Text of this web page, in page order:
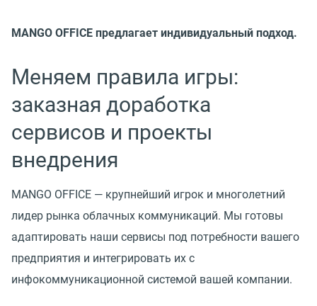
MANGO OFFICE предлагает индивидуальный подход.
Меняем правила игры:
заказная доработка
сервисов и проекты
внедрения
MANGO OFFICE — крупнейший игрок и многолетний
лидер рынка облачных коммуникаций. Мы готовы
адаптировать наши сервисы под потребности вашего
предприятия и интегрировать их с
инфокоммуникационной системой вашей компании.